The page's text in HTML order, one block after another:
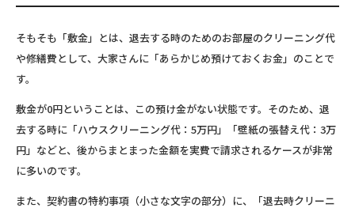
そもそも「敷金」とは、退去する時のためのお部屋のクリーニング代
や修繕費として、 大家さんに「あらかじめ預けておくお金」 のことで
す。
敷金が0円ということは、この預け金がない状態です。そのため、退
去する時に「ハウスクリーニング代：5万円」「壁紙の張替え代：3万
円」などと、 後からまとまった金額を実費で請求されるケースが非常
に多いのです。
また、契約書の特約事項（小さな文字の部分）に、「退去時クリーニ